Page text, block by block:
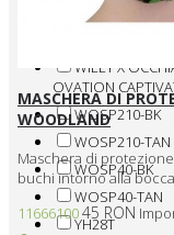
VALKEN MI-7
WILEY X
OVATION
WOSP210-BK
WOSP210-TAN
WOSP40-BK
WOSP40-TAN
YH28T
MASCHERA DI
WOODLAND
Maschera di
buchi intorno alla
1166610045 RON